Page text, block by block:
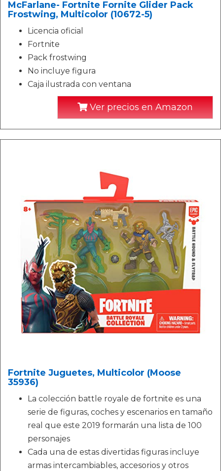
McFarlane- Fortnite Fornite Glider Pack
Frostwing, Multicolor (10672-5)
Licencia oficial
Fortnite
Pack frostwing
No incluye figura
Caja ilustrada con ventana
Ver precios en Amazon
Fortnite Juguetes, Multicolor (Moose
35936)
La colección battle royale de fortnite es una
serie de figuras, coches y escenarios en tamaño
real que este 2019 formarán una lista de 100
personajes
Cada una de estas divertidas figuras incluye
armas intercambiables, accesorios y otros